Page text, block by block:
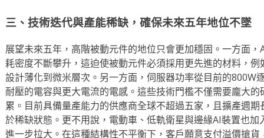
三、技術迭代與產能稀缺，確保未來五年地位不墜
展望未來五年，高階被動元件的地位只會更加穩固。一方面
耗密度不斷攀升，這迫使被動元件必須採用更先進的材料，
設計薄化到微米層次。另一方面，伺服器功率從目前的800W
耐壓的電容與更大電流的電感。這些技術門檻不僅需要龐大
累。目前具備量產能力的供應商全球不超過五家，且擴產週
於稀缺狀態。更不用說，電動車、低軌衛星與邊緣AI裝置也
進一步拉大。在這種結構性不平衡下，客戶願意支付溢價搶